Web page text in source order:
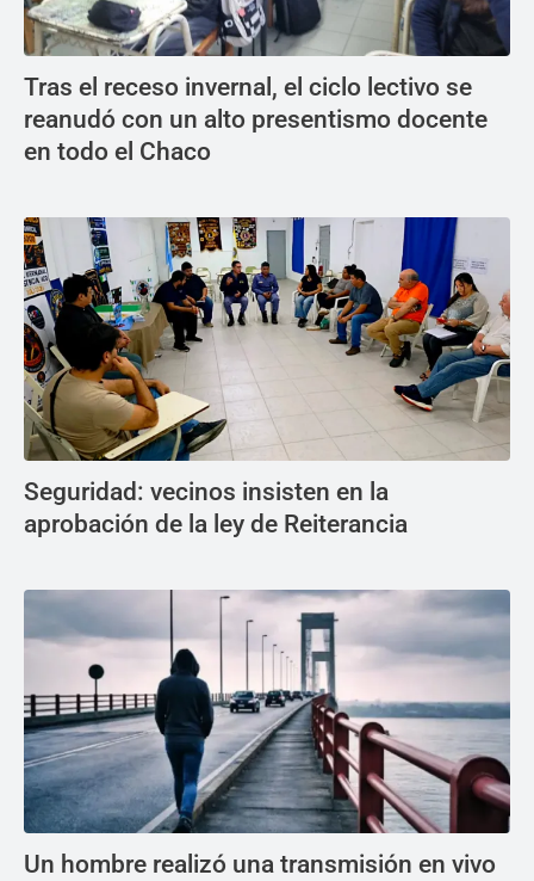
Tras el receso invernal, el ciclo lectivo se
reanudó con un alto presentismo docente
en todo el Chaco
Seguridad: vecinos insisten en la
aprobación de la ley de Reiterancia
Un hombre realizó una transmisión en vivo